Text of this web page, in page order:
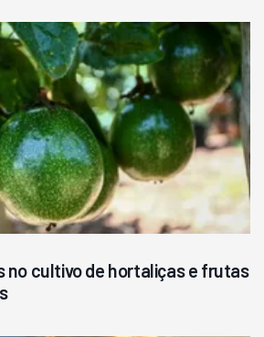
no cultivo de hortaliças e frutas